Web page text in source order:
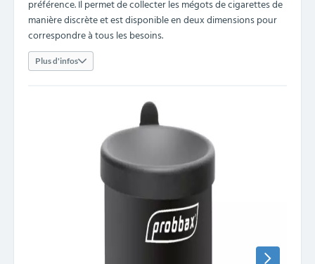
préférence. Il permet de collecter les mégots de cigarettes de
manière discrète et est disponible en deux dimensions pour
correspondre à tous les besoins.
Plus d'infos